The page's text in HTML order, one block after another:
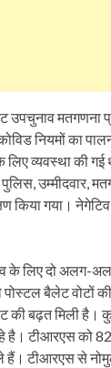
उपचुनाव मतगणना
नियमों का
व्यवस्था की गई
उम्मीदवार,
किया गया।
के लिए दो अलग-
बैलेट वोटों
की बढ़त मिली
है। टीआरएस को
हैं। टीआरएस से